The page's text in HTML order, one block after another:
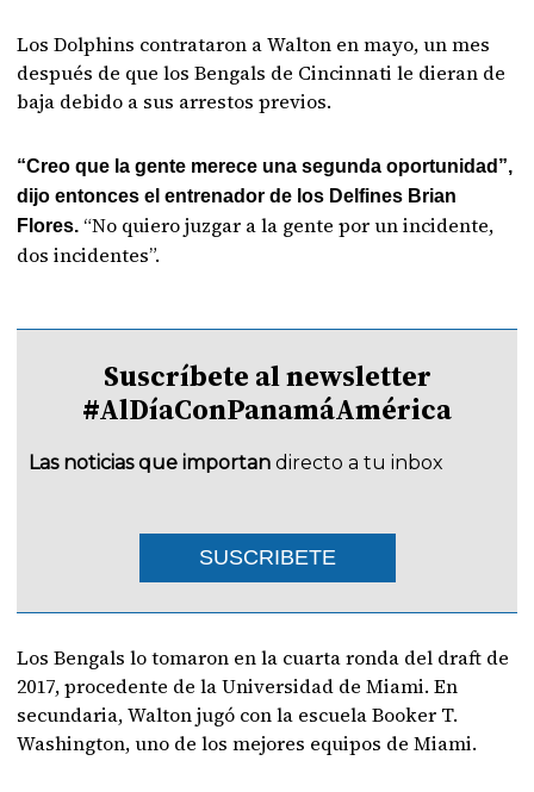
Los Dolphins contrataron a Walton en mayo, un mes
después de que los Bengals de Cincinnati le dieran de
baja debido a sus arrestos previos.
“Creo que la gente merece una segunda oportunidad”,
dijo entonces el entrenador de los Delfines Brian
Flores. “No quiero juzgar a la gente por un incidente,
dos incidentes”.
Suscríbete al newsletter
#AlDíaConPanamáAmérica
Las noticias que importan directo a tu inbox
SUSCRIBETE
Los Bengals lo tomaron en la cuarta ronda del draft de
2017, procedente de la Universidad de Miami. En
secundaria, Walton jugó con la escuela Booker T.
Washington, uno de los mejores equipos de Miami.